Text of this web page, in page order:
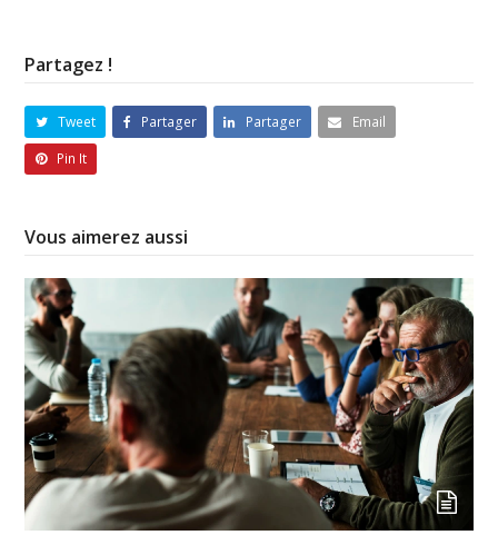
Partagez !
Tweet Partager Partager
Email
Pin It
Vous aimerez aussi